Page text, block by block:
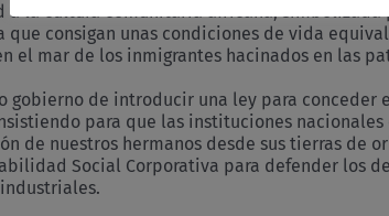
a la cultura comunitaria africana,
que consigan unas condiciones de vida
el mar de los inmigrantes hacinados en las
gobierno de introducir una ley para
para que las instituciones
de nuestros hermanos desde sus tierras de
Social Corporativa para defender los